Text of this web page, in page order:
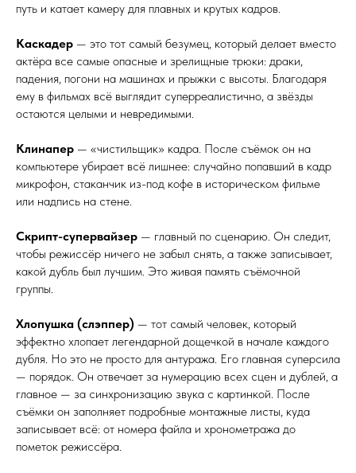
путь и катает камеру для плавных и крутых кадров.
Каскадер — это тот самый безумец, который делает вместо
актёра все самые опасные и зрелищные трюки: драки,
падения, погони на машинах и прыжки с высоты. Благодаря
ему в фильмах всё выглядит суперреалистично, а звёзды
остаются целыми и невредимыми.
Клинапер — «чистильщик» кадра. После съёмок он на
компьютере убирает всё лишнее: случайно попавший в кадр
микрофон, стаканчик из-под кофе в историческом фильме
или надпись на стене.
Скрипт-супервайзер — главный по сценарию. Он следит,
чтобы режиссёр ничего не забыл снять, а также записывает,
какой дубль был лучшим. Это живая память съёмочной
группы.
Хлопушка (слэппер) — тот самый человек, который
эффектно хлопает легендарной дощечкой в начале каждого
дубля. Но это не просто для антуража. Его главная суперсила
— порядок. Он отвечает за нумерацию всех сцен и дублей, а
главное — за синхронизацию звука с картинкой. После
съёмки он заполняет подробные монтажные листы, куда
записывает всё: от номера файла и хронометража до
пометок режиссёра.